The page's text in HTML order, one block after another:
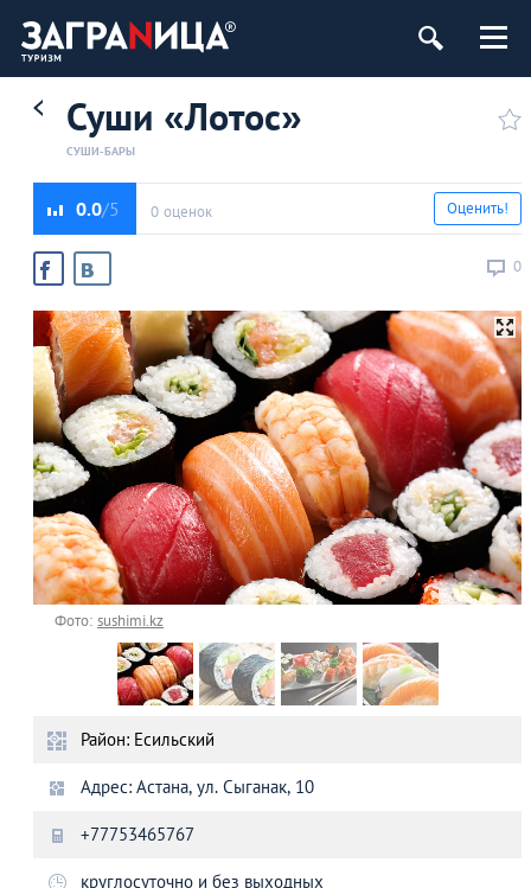
Суши «Лотос»
СУШИ-БАРЫ
0.0 0 оценок
0
Оценить!
Фото:sushimi.kz
Район: Есильский
Адрес: Астана, ул. Сыганак, 10
+77753465767
круглосуточно и без выходных